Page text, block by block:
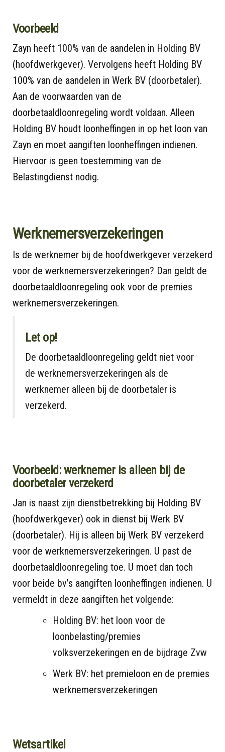
Voorbeeld
Zayn heeft 100% van de aandelen in Holding BV
(hoofdwerkgever). Vervolgens heeft Holding BV
100% van de aandelen in Werk BV (doorbetaler).
Aan de voorwaarden van de
doorbetaaldloonregeling wordt voldaan. Alleen
Holding BV houdt loonheffingen in op het loon van
Zayn en moet aangiften loonheffingen indienen.
Hiervoor is geen toestemming van de
Belastingdienst nodig.
Werknemersverzekeringen
Is de werknemer bij de hoofdwerkgever verzekerd
voor de werknemersverzekeringen? Dan geldt de
doorbetaaldloonregeling ook voor de premies
werknemersverzekeringen.
Let op!
De doorbetaaldloonregeling geldt niet voor
de werknemersverzekeringen als de
werknemer alleen bij de doorbetaler is
verzekerd.
Voorbeeld: werknemer is alleen bij de
doorbetaler verzekerd
Jan is naast zijn dienstbetrekking bij Holding BV
(hoofdwerkgever) ook in dienst bij Werk BV
(doorbetaler). Hij is alleen bij Werk BV verzekerd
voor de werknemersverzekeringen. U past de
doorbetaaldloonregeling toe. U moet dan toch
voor beide bv’s aangiften loonheffingen indienen. U
vermeldt in deze aangiften het volgende:
Holding BV: het loon voor de
loonbelasting/premies
volksverzekeringen en de bijdrage Zvw
Werk BV: het premieloon en de premies
werknemersverzekeringen
Wetsartikel